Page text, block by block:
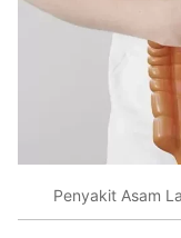
Penyakit Asam